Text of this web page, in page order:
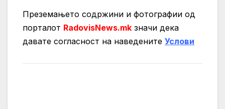
Преземањето содржини и фотографии од
порталот RadovisNews.mk значи дека
давате согласност на нaведените Услови